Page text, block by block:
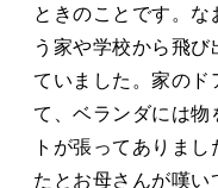
ときのことです。な
う家や学校から飛
ていました。家のド
て、ベランダには物
トが張ってありま
たとお母さんが嘆